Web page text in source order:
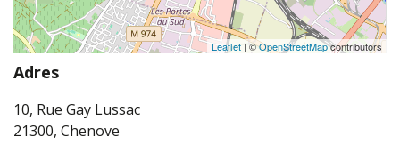
Leaflet | ©OpenStreetMapcontributors
Adres
10, Rue Gay Lussac
21300, Chenove